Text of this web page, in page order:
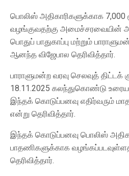
பொலிஸ் அதிகாரிகளுக்காக 7,000
வழங்குவதற்கு அமைச்சரவையின்
பொதுப் பாதுகாப்பு மற்றும்
ஆனந்த விஜேபால தெரிவித்தார்.
பாராளுமன்ற வரவு செலவுத் திட்டக்
18.11.2025 கலந்துகொண்டு
இந்தக் கொடுப்பனவு எதிர்வரும்
என்று தெரிவித்தார்.
இந்தக் கொடுப்பனவு பொலிஸ்
பாதணிகளுக்காக
தெரிவித்தார்.